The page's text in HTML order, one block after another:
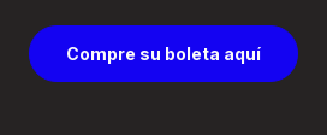
Compre su boleta aquí